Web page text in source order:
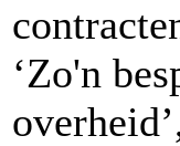
‘Zo'n